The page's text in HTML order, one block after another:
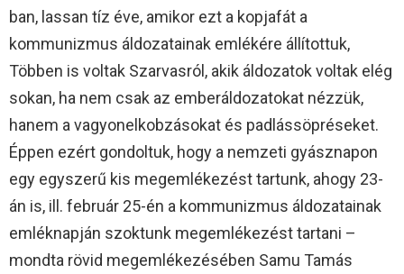
ban, lassan tíz éve, amikor ezt a kopjafát a
kommunizmus áldozatainak emlékére állítottuk,
Többen is voltak Szarvasról, akik áldozatok voltak elég
sokan, ha nem csak az emberáldozatokat nézzük,
hanem a vagyonelkobzásokat és padlássöpréseket.
Éppen ezért gondoltuk, hogy a nemzeti gyásznapon
egy egyszerű kis megemlékezést tartunk, ahogy 23-
án is, ill. február 25-én a kommunizmus áldozatainak
emléknapján szoktunk megemlékezést tartani –
mondta rövid megemlékezésében Samu Tamás